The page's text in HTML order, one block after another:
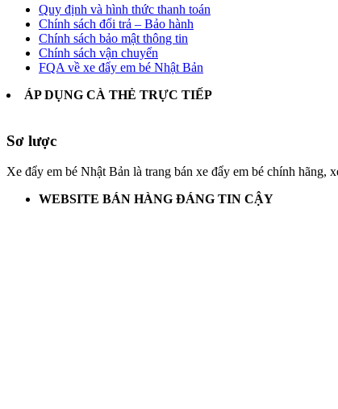
Quy định và hình thức thanh toán
Chính sách đổi trả – Bảo hành
Chính sách bảo mật thông tin
Chính sách vận chuyển
FQA về xe đẩy em bé Nhật Bản
ÁP DỤNG CÀ THẺ TRỰC TIẾP
Sơ lược
Xe đẩy em bé Nhật Bản là trang bán xe đẩy em bé chính hãng,
WEBSITE BÁN HÀNG ĐÁNG TIN CẬY